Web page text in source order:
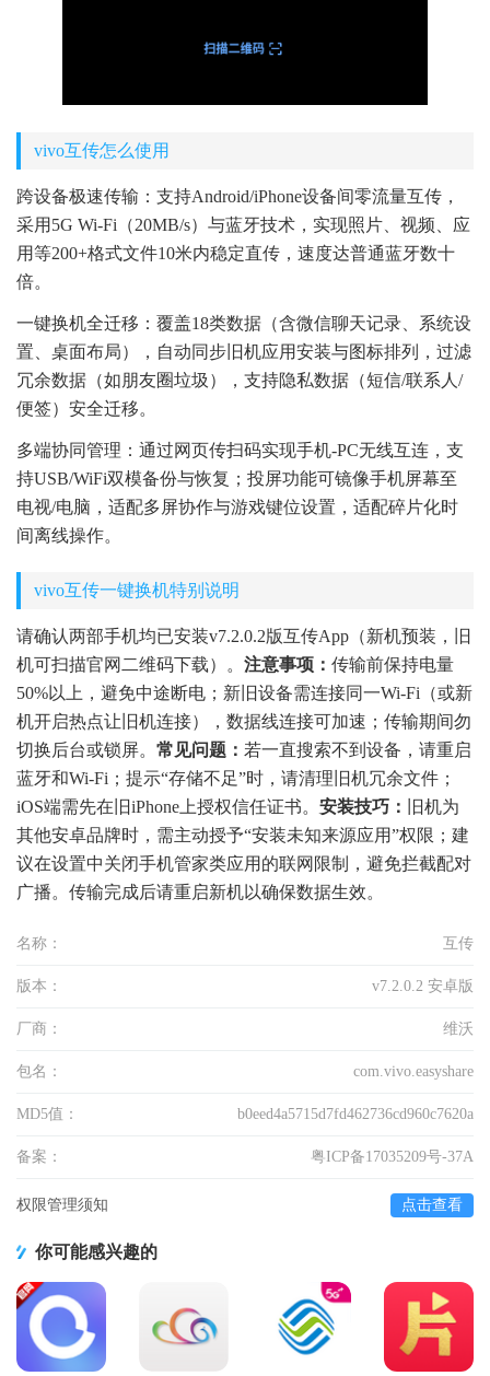
vivo互传怎么使用
跨设备极速传输：支持Android/iPhone设备间零流量互传，
采用5G Wi-Fi（20MB/s）与蓝牙技术，实现照片、视频、应
用等200+格式文件10米内稳定直传，速度达普通蓝牙数十
倍。
一键换机全迁移：覆盖18类数据（含微信聊天记录、系统设
置、桌面布局），自动同步旧机应用安装与图标排列，过滤
冗余数据（如朋友圈垃圾），支持隐私数据（短信/联系人/
便签）安全迁移。
多端协同管理：通过网页传扫码实现手机-PC无线互连，支
持USB/WiFi双模备份与恢复；投屏功能可镜像手机屏幕至
电视/电脑，适配多屏协作与游戏键位设置，适配碎片化时
间离线操作。
vivo互传一键换机特别说明
请确认两部手机均已安装v7.2.0.2版互传App（新机预装，旧
机可扫描官网二维码下载）。 注意事项： 传输前保持电量
50%以上，避免中途断电；新旧设备需连接同一Wi-Fi（或新
机开启热点让旧机连接），数据线连接可加速；传输期间勿
切换后台或锁屏。 常见问题： 若一直搜索不到设备，请重启
蓝牙和Wi-Fi；提示“存储不足”时，请清理旧机冗余文件；
iOS端需先在旧iPhone上授权信任证书。 安装技巧：
旧机为
其他安卓品牌时，需主动授予“安装未知来源应用”权限；建
议在设置中关闭手机管家类应用的联网限制，避免拦截配对
广播。传输完成后请重启新机以确保数据生效。
名称： 互传
版本： v7.2.0.2 安卓版
厂商： 维沃
包名： com.vivo.easyshare
MD5值： b0eed4a5715d7fd462736cd960c7620a
备案： 粤ICP备17035209号-37A
权限管理须知 点击查看
你可能感兴趣的